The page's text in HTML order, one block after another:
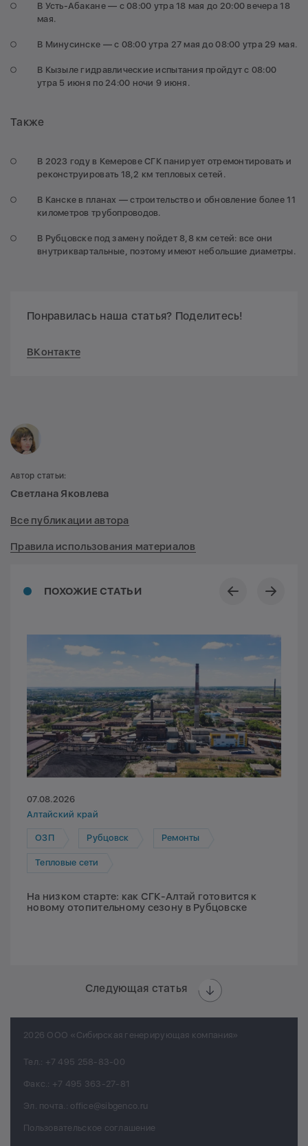
В Усть-Абакане — с 08:00 утра 18 мая до 20:00 вечера 18
мая.
В Минусинске — с 08:00 утра 27 мая до 08:00 утра 29 мая.
В Кызыле гидравлические испытания пройдут с 08:00
утра 5 июня по 24:00 ночи 9 июня.
Также
В 2023 году в Кемерове СГК панирует отремонтировать и
реконструировать 18,2 км тепловых сетей.
В Канске в планах — строительство и обновление более 11
километров трубопроводов.
В Рубцовске под замену пойдет 8,8 км сетей: все они
внутриквартальные, поэтому имеют небольшие диаметры.
Понравилась наша статья? Поделитесь!
ВКонтакте
ПОХОЖИЕ СТАТЬИ
07.08.2026
Алтайский край
ОЗП Рубцовск Ремонты
Тепловые сети
На низком старте: как СГК-Алтай готовится к
новому отопительному сезону в Рубцовске
Следующая статья
Автор статьи:
Светлана Яковлева
Все публикации автора
Правила использования материалов
2026 ООО «Сибирская генерирующая компания»
Тел.: +7 495 258-83-00
Факс.: +7 495 363-27-81
Эл. почта.: office@sibgenco.ru
Пользовательское соглашение